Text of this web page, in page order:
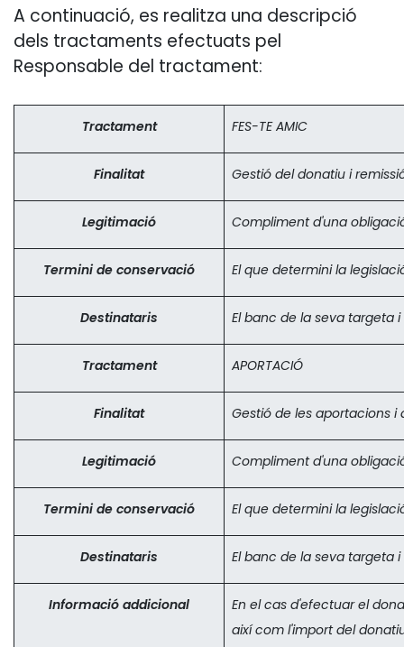
A continuació, es realitza una descripció
dels tractaments efectuats pel
Responsable del tractament:
Tractament FES-TE AMIC
Finalitat Gestió del donatiu i
Legitimació Compliment d'una
Termini de conservació El que determini la
Destinataris El banc de la seva targeta
Tractament APORTACIÓ
Finalitat Gestió de les aportacions
Legitimació Compliment d'una
Termini de conservació El que determini la
Destinataris El banc de la seva targeta
Informació addicional
En el cas d'efectuar el
així com l'import del